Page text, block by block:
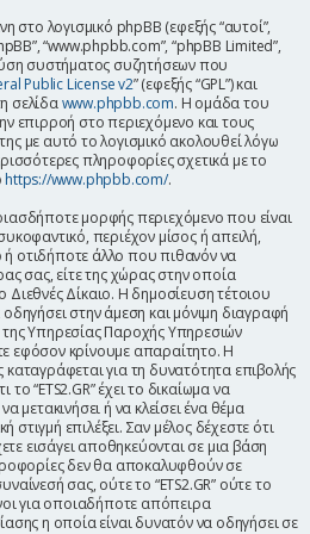
στο λογισμικό phpBB (εφεξής “αυτοί”,
“www.phpbb.com”, “phpBB Limited”,
συστήματος συζητήσεων που
Public License v2” (εφεξής “GPL”) και
σελίδαwww.phpbb.com. Η ομάδα του
επιρροή στο περιεχόμενο και τους
με αυτό το λογισμικό ακολουθεί λόγω
πληροφορίες σχετικά με το
https://www.phpbb.com/.
μορφής περιεχόμενο που είναι
περιέχον μίσος ή απειλή,
οτιδήποτε άλλο που πιθανόν να
σας, είτε της χώρας στην οποία
Διεθνές Δίκαιο. Η δημοσίευση τέτοιου
στην άμεση και μόνιμη διαγραφή
Υπηρεσίας Παροχής Υπηρεσιών
εφόσον κρίνουμε απαραίτητο. Η
για τη δυνατότητα επιβολής
“ETS2.GR” έχει το δικαίωμα να
μετακινήσει ή να κλείσει ένα θέμα
επιλέξει. Σαν μέλος δέχεστε ότι
εισάγει αποθηκεύονται σε μια βάση
δεν θα αποκαλυφθούν σε
σας, ούτε το “ETS2.GR” ούτε το
για οποιαδήποτε απόπειρα
η οποία είναι δυνατόν να οδηγήσει σε